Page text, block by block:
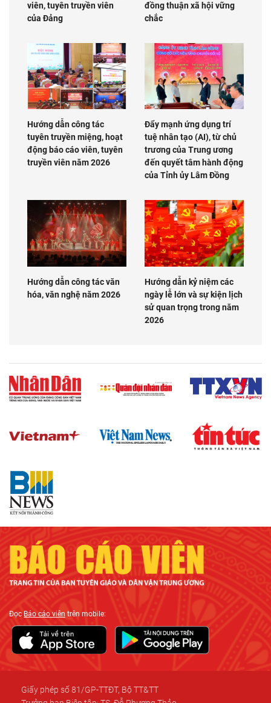
viên, tuyên truyền viên
của Đảng
đồng thuận xã hội vững
chắc
Hướng dẫn công tác
tuyên truyền miệng, hoạt
động báo cáo viên, tuyên
truyền viên năm 2026
Đẩy mạnh ứng dụng trí
tuệ nhân tạo (AI), từ chủ
trương của Trung ương
đến quyết tâm hành động
của Tỉnh ủy Lâm Đồng
Hướng dẫn công tác văn
hóa, văn nghệ năm 2026
Hướng dẫn kỷ niệm các
ngày lễ lớn và sự kiện lịch
sử quan trọng trong năm
2026
ĐọcBáo cáo viên trên mobile:
Giấy phép số 81/GP-TTĐT, Bộ TT&TT